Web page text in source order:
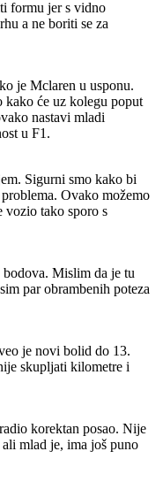
formu jer s vidno
a ne boriti se za
je Mclaren u usponu.
kako će uz kolegu poput
nastavi mladi
u F1.
Sigurni smo kako bi
Ovako možemo
vozio tako sporo s
Mislim da je tu
par obrambenih poteza
je novi bolid do 13.
skupljati kilometre i
korektan posao. Nije
mlad je, ima još puno